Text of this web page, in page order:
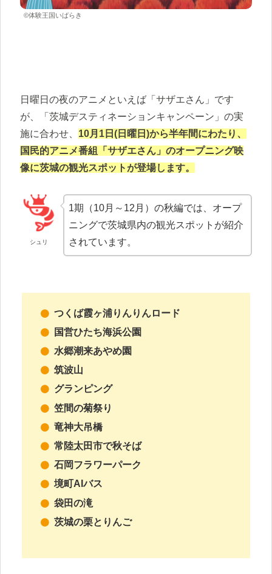
©体験王国いばらき
日曜日の夜のアニメといえば「サザエさん」です
が、「茨城デスティネーションキャンペーン」の実
施に合わせ、 10月1日(日曜日)から半年間にわたり、
国民的アニメ番組「サザエさん」のオープニング映
像に茨城の観光スポットが登場します。
シュリ
1期（10月～12月）の秋編では、オープ
ニングで茨城県内の観光スポットが紹介
されています。
つくば霞ヶ浦りんりんロード
国営ひたち海浜公園
水郷潮来あやめ園
筑波山
グランピング
笠間の菊祭り
竜神大吊橋
常陸太田市で秋そば
石岡フラワーパーク
境町AIバス
袋田の滝
茨城の栗とりんご